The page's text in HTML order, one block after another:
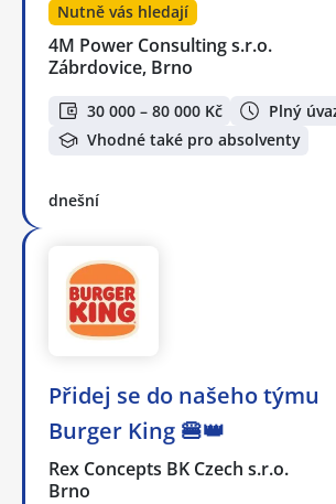
Nutně vás hledají
4M Power Consulting s.r.o.
Zábrdovice, Brno
30 000 – 80 000 Kč
Plný
Vhodné také pro absolventy
dnešní
Přidej se do našeho týmu
Burger King 🍔👑
Rex Concepts BK Czech s.r.o.
Brno